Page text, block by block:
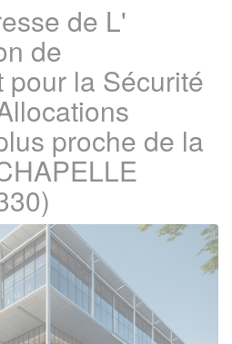
de L'
de
la Sécurité
proche de la